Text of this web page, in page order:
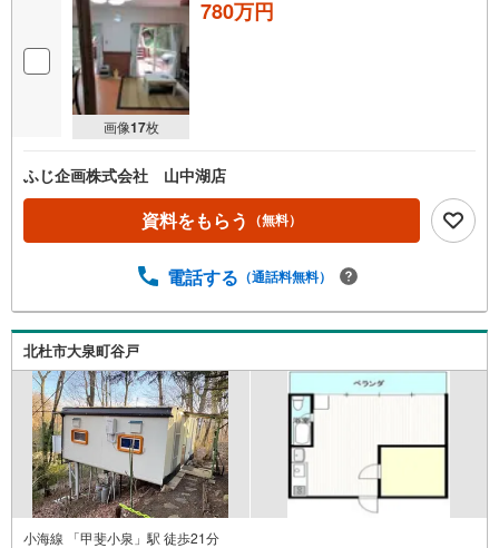
画像17枚
780万円
ふじ企画株式会社 山中湖店
資料をもらう （無料）
電話する （通話料無料）
北杜市大泉町谷戸
小海線 「甲斐小泉」駅 徒歩21分